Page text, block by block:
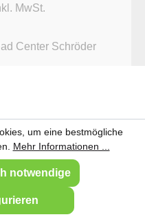
MwSt.
Center Schröder
um eine bestmögliche
Mehr Informationen ...
notwendige